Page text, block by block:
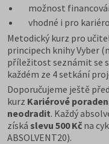
možnost
vhodné i pro
Metodický kurz pro
principech knihy Vyber
příležitost seznámit se
každém ze 4 setkání
Doporučujeme ještě
kurz Kariérové
neodradit. Každý
získá slevu 500 Kč na
ABSOLVENT20).